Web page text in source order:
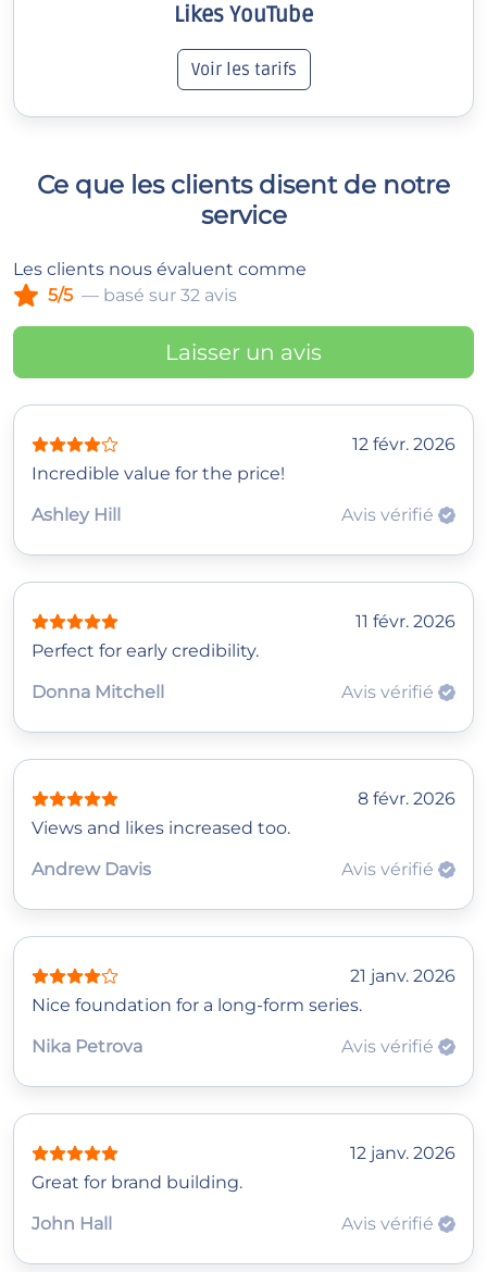
Likes YouTube
Voir les tarifs
Ce que les clients disent de notre
service
Les clients nous évaluent comme
5/5 — basé sur 32 avis
Laisser un avis
12 févr. 2026
Incredible value for the price!
Ashley Hill
Avis vérifié
11 févr. 2026
Perfect for early credibility.
Donna Mitchell
Avis vérifié
8 févr. 2026
Views and likes increased too.
Andrew Davis
Avis vérifié
21 janv. 2026
Nice foundation for a long‑form series.
Nika Petrova
Avis vérifié
12 janv. 2026
Great for brand building.
John Hall
Avis vérifié